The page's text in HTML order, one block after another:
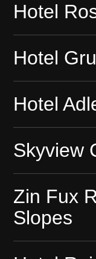
Hotel
Hotel
Hotel
Skyview
Zin Fux
Slopes